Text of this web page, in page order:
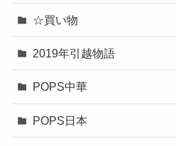
☆買い物
2019年引越物語
POPS中華
POPS日本